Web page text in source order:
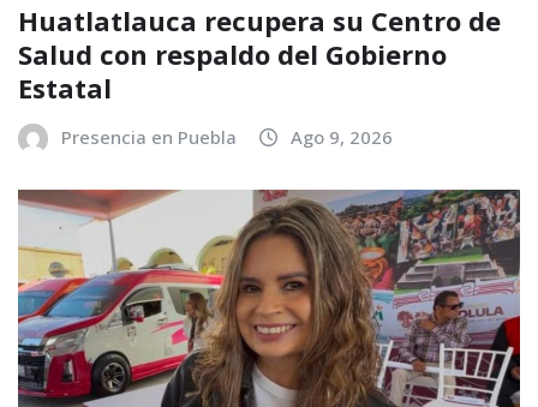
Huatlatlauca recupera su Centro de
Salud con respaldo del Gobierno
Estatal
Presencia en Puebla Ago 9, 2026